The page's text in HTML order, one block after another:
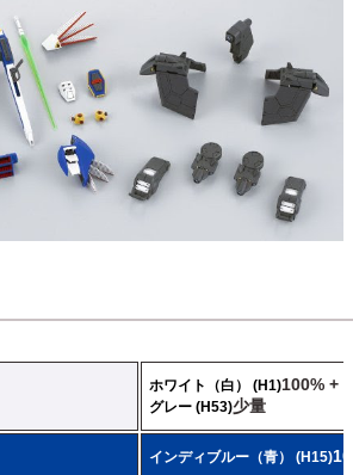
ホワイト（白） (H1)100% +
グレー (H53)少量
インディブルー（青） (H15)